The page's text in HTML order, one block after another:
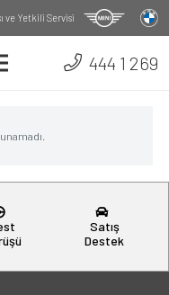
ve Yetkili Servisi
444 1 269
Satış
Destek